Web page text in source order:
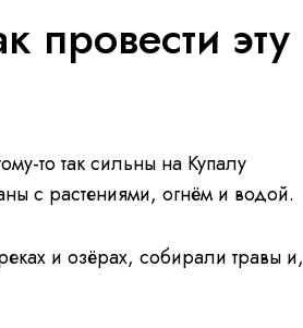
провести эту
то так сильны на Купалу
с растениями, огнём и водой.
и озёрах, собирали травы и,